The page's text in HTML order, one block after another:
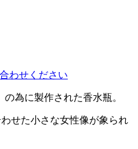
わせください
為に製作された香水瓶。
せた小さな女性像が象られ